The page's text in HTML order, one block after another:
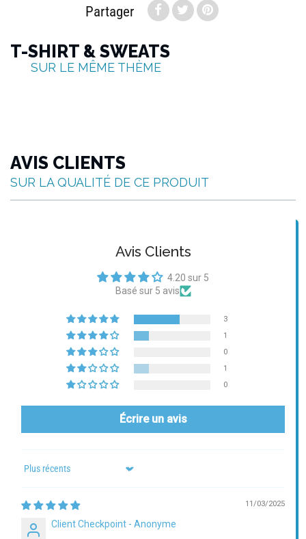
Partager
T-SHIRT & SWEATS
SUR LE MÊME THÈME
AVIS CLIENTS
SUR LA QUALITÉ DE CE PRODUIT
Avis Clients
4.20 sur 5
Basé sur 5 avis
3
1
0
1
0
Écrire un avis
Sort by
11/03/2025
Client Checkpoint - Anonyme